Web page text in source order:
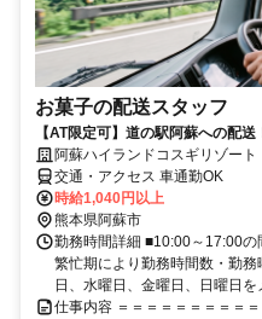
お菓子の配送スタッフ
【AT限定可】道の駅阿蘇への配
阿蘇ハイランドコスギリゾート
交通・アクセス 車通勤OK
時給1,040円以上
熊本県阿蘇市
勤務時間詳細 ■10:00～17:00
繁忙期により勤務時間数・勤
日、水曜日、金曜日、日曜日
仕事内容 ＝＝＝＝＝＝＝＝＝